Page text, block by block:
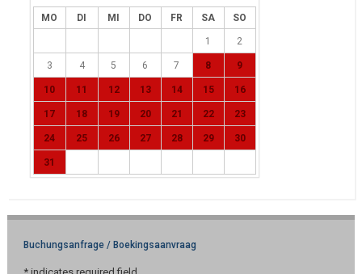
MO DI MI DO FR SA SO
1 2
3 4 5 6 7 8 9
10 11 12 13 14 15 16
17 18 19 20 21 22 23
24 25 26 27 28 29 30
31
Buchungsanfrage / Boekingsaanvraag